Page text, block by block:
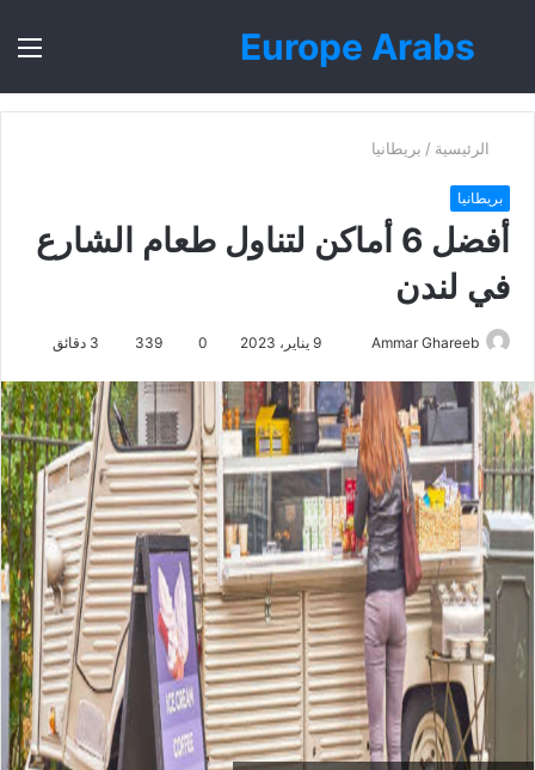
Europe Arabs
بحث
الرئيسية / بريطانيا
بريطانيا
أفضل 6 أماكن لتناول طعام الشارع
في لندن
Ammar Ghareeb
إلكترونيا
9 يناير، 2023 0
339